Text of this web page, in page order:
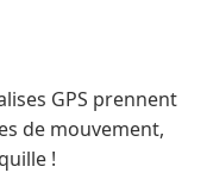
GPS prennent
de mouvement,
!